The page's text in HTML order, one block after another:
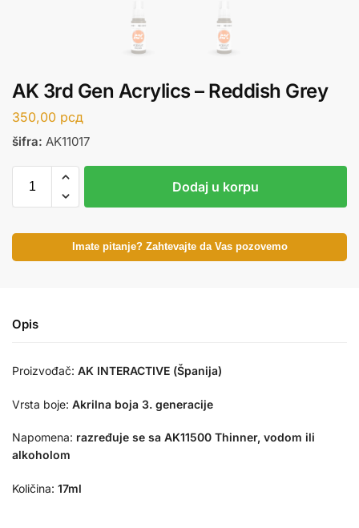
AK 3rd Gen Acrylics – Reddish Grey
350,00 рсд
šifra: AK11017
Dodaj u korpu
Imate pitanje? Zahtevajte da Vas pozovemo
Opis
Proizvođač: AK INTERACTIVE (Španija)
Vrsta boje: Akrilna boja 3. generacije
Napomena: razređuje se sa AK11500 Thinner, vodom ili
alkoholom
Količina: 17ml